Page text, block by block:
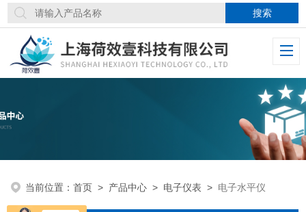
当前位置：首页 > 产品中心 > 电子仪表 > 电子水平仪